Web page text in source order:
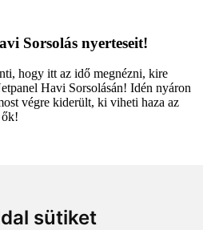
sütiket
Sorsolás nyerteseit!
hogy itt az idő megnézni, kire
Havi Sorsolásán! Idén nyáron
végre kiderült, ki viheti haza az
Miért vesszük
és mit tehetünk a bűntudat